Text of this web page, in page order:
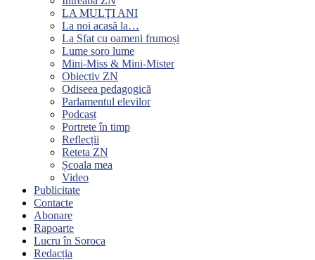
LA MULŢI ANI
La noi acasă la…
La Sfat cu oameni frumoși
Lume soro lume
Mini-Miss & Mini-Mister
Obiectiv ZN
Odiseea pedagogică
Parlamentul elevilor
Podcast
Portrete în timp
Reflecții
Reteta ZN
Școala mea
Video
Publicitate
Contacte
Abonare
Rapoarte
Lucru în Soroca
Redacția